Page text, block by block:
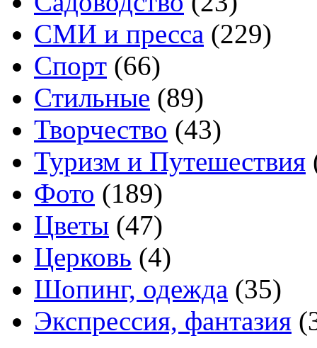
СМИ и пресса (229)
Спорт (66)
Стильные (89)
Творчество (43)
Туризм и Путешествия
Фото (189)
Цветы (47)
Церковь (4)
Шопинг, одежда (35)
Экспрессия, фантазия